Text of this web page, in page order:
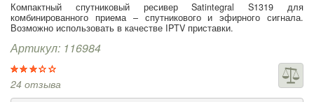
Компактный спутниковый ресивер Satintegral S1319 для
комбинированного приема – спутникового и эфирного сигнала.
Возможно использовать в качестве IPTV приставки.
Артикул: 116984
24 отзыва